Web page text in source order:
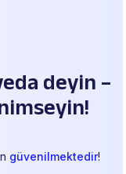
deyin –
güvenilmektedir!